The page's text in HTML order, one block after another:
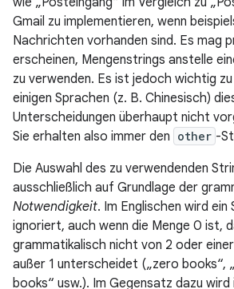
Gmail zu implementieren, wenn
Nachrichten vorhanden sind. Es mag
erscheinen, Mengenstrings anstelle
zu verwenden. Es ist jedoch wichtig
einigen Sprachen (z. B. Chinesisch)
Unterscheidungen überhaupt nicht
Sie erhalten also immer den other -
Die Auswahl des zu verwendenden
ausschließlich auf Grundlage der
Notwendigkeit. Im Englischen wird ein
ignoriert, auch wenn die Menge 0 ist,
grammatikalisch nicht von 2 oder
außer 1 unterscheidet („zero books“,
books“ usw.). Im Gegensatz dazu